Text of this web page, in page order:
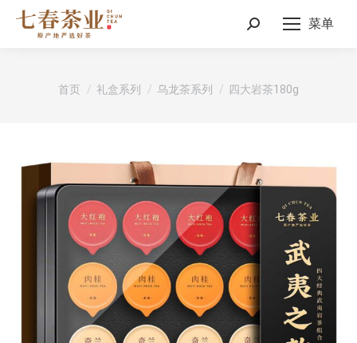
菜单
Search:
您在这里：
首页 礼盒系列 乌龙茶系列 四大岩茶180g